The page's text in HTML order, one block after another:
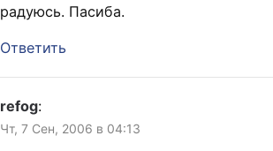
радуюсь. Пасиба.
Ответить
refog:
Чт, 7 Сен, 2006 в 04:13